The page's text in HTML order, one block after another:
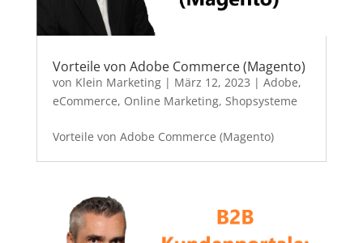
Vorteile von Adobe Commerce (Magento)
von Klein Marketing| März 12, 2023 | Adobe,
eCommerce, Online Marketing, Shopsysteme
Vorteile von Adobe Commerce (Magento)